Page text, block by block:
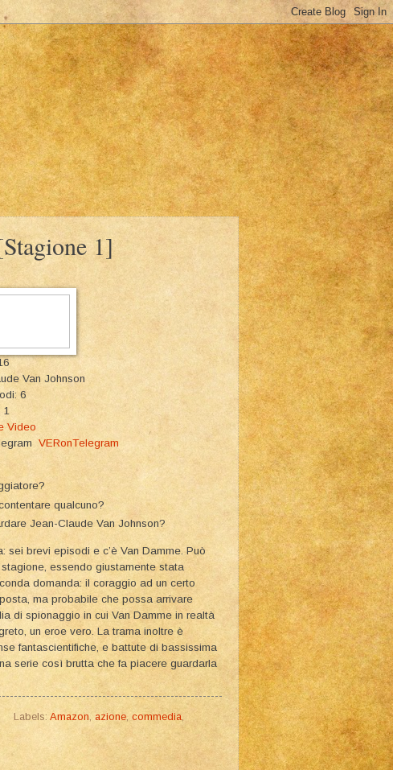
1]
Van Johnson
6
Video
VERonTelegram
qualcuno?
Jean-Claude Van Johnson?
brevi episodi e c’è Van Damme. Può
essendo giustamente stata
domanda: il coraggio ad un certo
ma probabile che possa arrivare
di spionaggio in cui Van Damme in realtà
un eroe vero. La trama inoltre è
fantascientifiche, e battute di bassissima
serie così brutta che fa piacere guardarla
Labels: Amazon, azione, commedia,